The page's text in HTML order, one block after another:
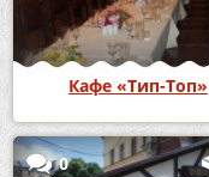
Кафе «Тип-Топ»
0